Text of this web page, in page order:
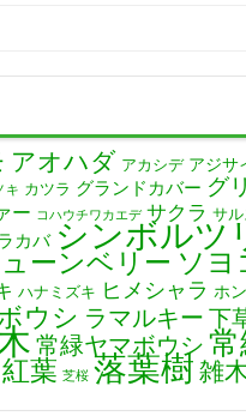
アオハダ アカシデ アジサ
キ カツラ グランドカバー グ
ー コハウチワカエデ サクラ サル
カバ シンボルツ
ーンベリー ソヨ
ハナミズキ ヒメシャラ ホ
ウシ ラマルキー 下
常緑ヤマボウシ
紅葉 芝桜 落葉樹 雑